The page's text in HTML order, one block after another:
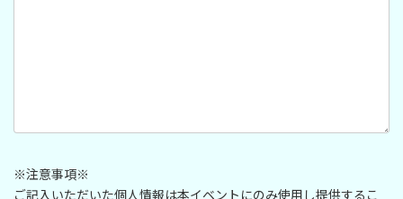
※注意事項※
ご記入いただいた個人情報は本イベントにのみ使用し提供するこ